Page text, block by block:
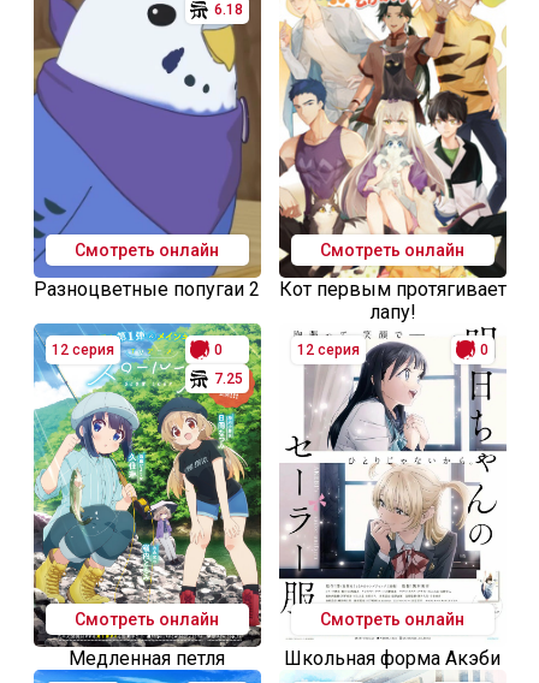
6.18
Смотреть онлайн
Разноцветные попугаи 2
Смотреть онлайн
Кот первым протягивает
лапу!
12 серия
0
7.25
Смотреть онлайн
Медленная петля
12 серия 0
Смотреть онлайн
Школьная форма Акэби